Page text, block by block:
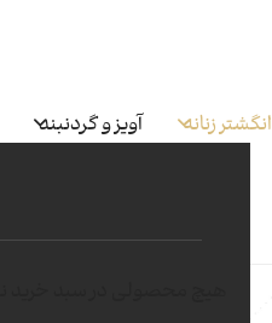
انگشتر زنانه آویز و گردنبند